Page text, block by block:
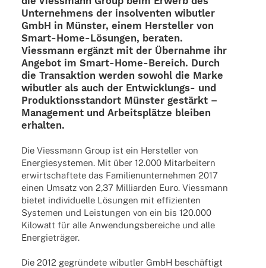
Unter­neh­mens der insol­ven­ten wibut­ler
GmbH in Müns­ter, einem Herstel­ler von
Smart-Home-Lösun­­gen, bera­ten.
Viess­mann ergänzt mit der Über­nahme ihr
Ange­bot im Smart-Home-Bereich. Durch
die Trans­ak­tion werden sowohl die Marke
wibut­ler als auch der Entwick­­lungs- und
Produk­ti­ons­stand­ort Müns­ter gestärkt –
Manage­ment und Arbeits­plätze blei­ben
erhalten.
Die Viess­mann Group ist ein Herstel­ler von
Ener­gie­sys­te­men. Mit über 12.000 Mitar­bei­tern
erwirt­schaf­tete das Fami­li­en­un­ter­neh­men 2017
einen Umsatz von 2,37 Milli­ar­den Euro. Viess­mann
bietet indi­vi­du­elle Lösun­gen mit effi­zi­en­ten
Syste­men und Leis­tun­gen von ein bis 120.000
Kilo­watt für alle Anwen­dungs­be­rei­che und alle
Energieträger.
Die 2012 gegrün­dete wibut­ler GmbH beschäf­tigt